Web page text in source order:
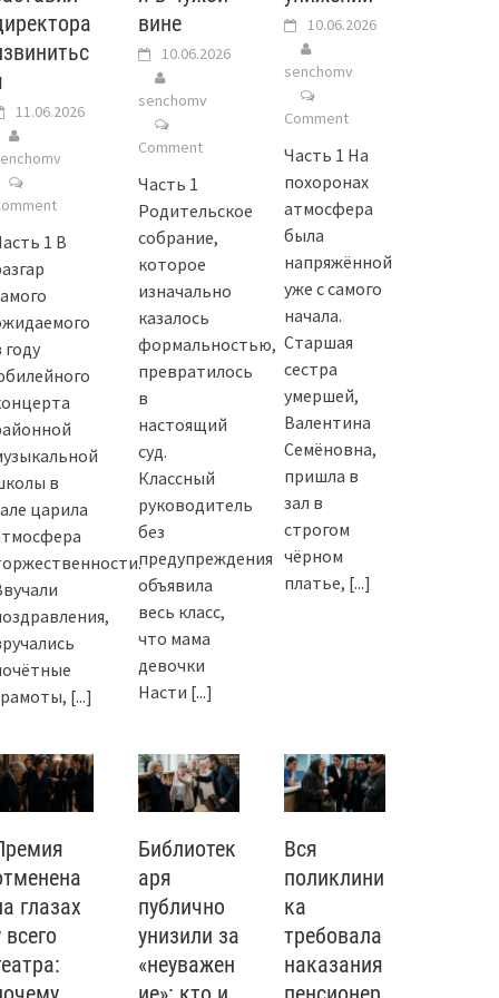
11.06.2026
1 В
году
в
царила
[...]
вине
10.06.2026
senchomv
Comment
Часть 1
Родительское
собрание,
которое
изначально
казалось
формальностью,
превратилось
в
настоящий
суд.
Классный
руководитель
без
предупреждения
объявила
весь класс,
что мама
девочки
Насти [...]
10.06.2026
senchomv
Comment
Часть 1 На
похоронах
атмосфера
была
напряжённой
уже с самого
начала.
Старшая
сестра
умершей,
Валентина
Семёновна,
пришла в
зал в
строгом
чёрном
платье, [...]
глазах
всего
Библиотек
аря
публично
унизили за
«неуважен
Вся
поликлини
ка
требовала
наказания